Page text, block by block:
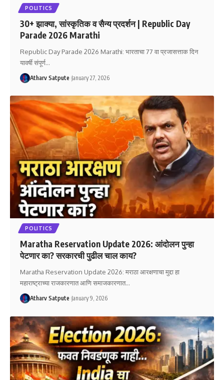
POLITICS
30+ झाक्या, सांस्कृतिक व सैन्य प्रदर्शन | Republic Day
Parade 2026 Marathi
Republic Day Parade 2026 Marathi: भारताचा 77 वा प्रजासत्ताक दिन
यावर्षी संपूर्ण…
Atharv Satpute January 27, 2026
POLITICS
Maratha Reservation Update 2026: आंदोलन पुन्हा
पेटणार का? सरकारची पुढील चाल काय?
Maratha Reservation Update 2026: मराठा आरक्षणाचा मुद्दा हा
महाराष्ट्राच्या राजकारणात आणि समाजकारणात…
Atharv Satpute January 9, 2026